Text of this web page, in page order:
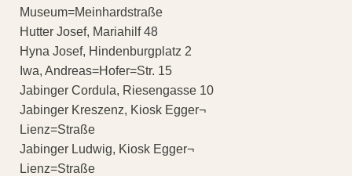
Museum=Meinhardstraße
Hutter Josef, Mariahilf 48
Hyna Josef, Hindenburgplatz 2
Iwa, Andreas=Hofer=Str. 15
Jabinger Cordula, Riesengasse 10
Jabinger Kreszenz, Kiosk Egger¬
Lienz=Straße
Jabinger Ludwig, Kiosk Egger¬
Lienz=Straße